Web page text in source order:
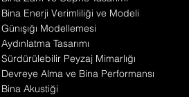
Bina Enerji Verimliliği ve Modeli
Günışığı Modellemesi
Aydınlatma Tasarımı
Sürdürülebilir Peyzaj Mimarlığı
Devreye Alma ve Bina Performansı
Bina Akustiği